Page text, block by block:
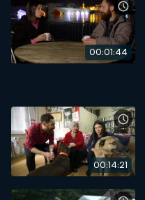
00:01:44
00:14:21